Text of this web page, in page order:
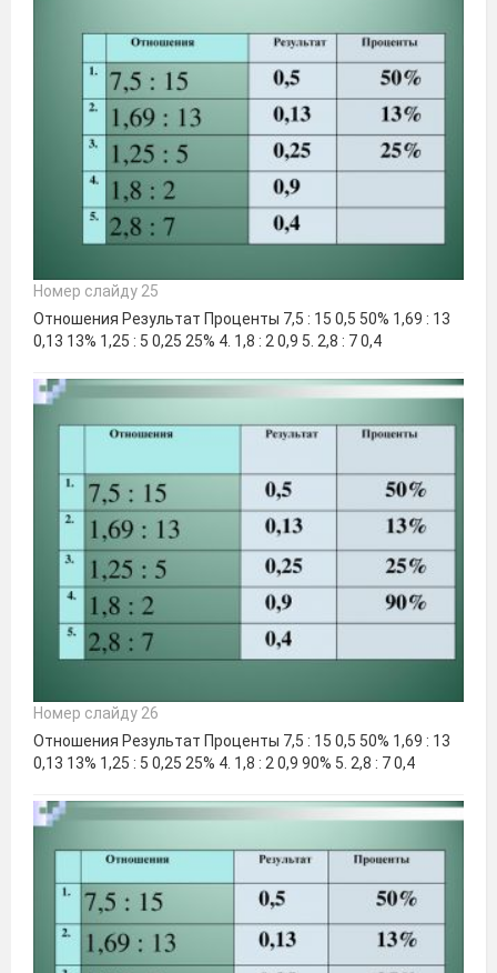
Номер слайду 25
Отношения Результат Проценты 7,5 : 15 0,5 50% 1,69 : 13
0,13 13% 1,25 : 5 0,25 25% 4. 1,8 : 2 0,9 5. 2,8 : 7 0,4
Номер слайду 26
Отношения Результат Проценты 7,5 : 15 0,5 50% 1,69 : 13
0,13 13% 1,25 : 5 0,25 25% 4. 1,8 : 2 0,9 90% 5. 2,8 : 7 0,4